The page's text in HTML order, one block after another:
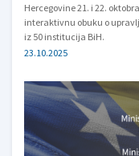
Hercegovine 21. i 22.
interaktivnu obuku o
iz 50 institucija BiH.
23.10.2025